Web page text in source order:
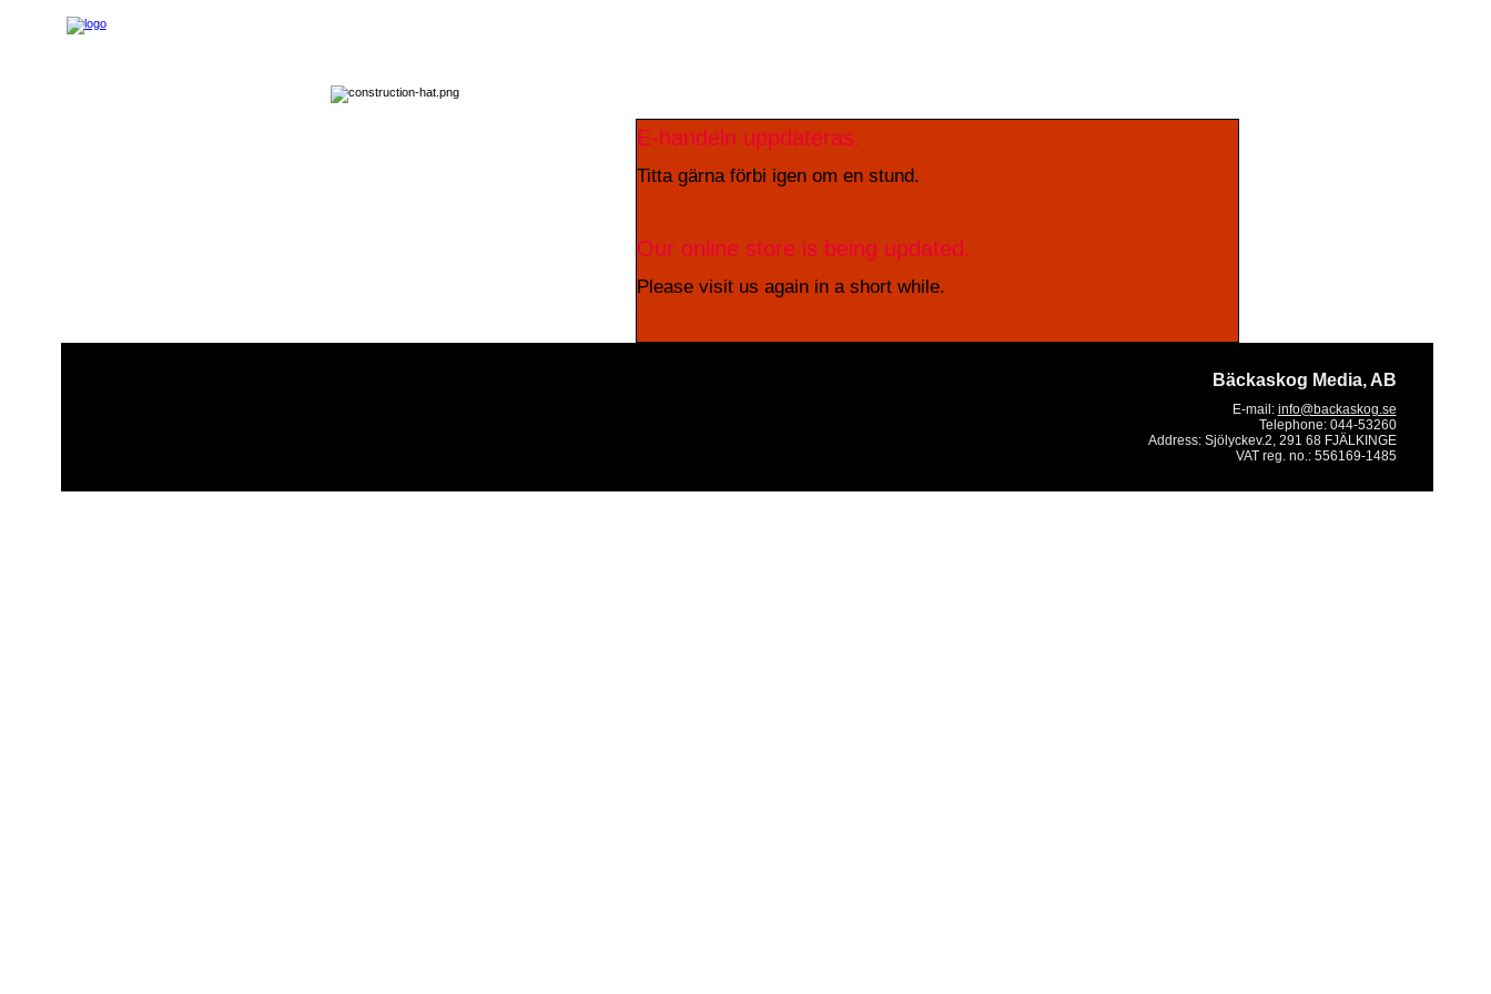
E-handeln uppdateras.
Titta gärna förbi igen om en stund.
Our online store is being updated.
Please visit us again in a short while.
Bäckaskog Media, AB
E-mail: info@backaskog.se
Telephone: 044-53260
Address: Sjölyckev.2, 291 68 FJÄLKINGE
VAT reg. no.: 556169-1485